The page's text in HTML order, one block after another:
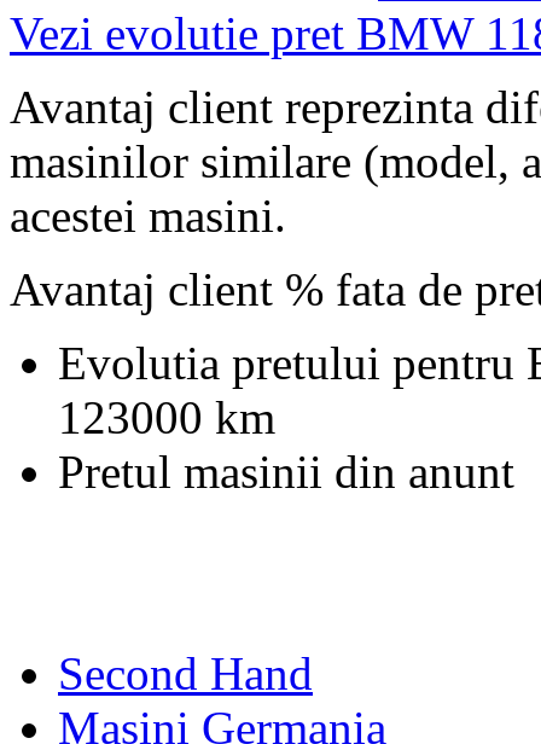
Vezi evolutie pret BMW
Avantaj client reprezinta
masinilor similare (model,
acestei masini.
Avantaj client % fata de
Evolutia pretului pentru
123000 km
Pretul masinii din anunt
Second Hand
Masini Germania